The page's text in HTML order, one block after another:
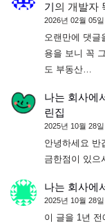
기의 개발자
2026년 02월 05일
오랜만에 댓글
용을 보니 꼭
도 부동산…
나는 회사에
린집
2025년 10월 28일
안녕하세요 반
금한점이 있으
나는 회사에
2025년 10월 28일
이 글을 1년